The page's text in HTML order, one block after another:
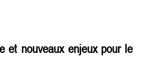
et nouveaux enjeux pour le